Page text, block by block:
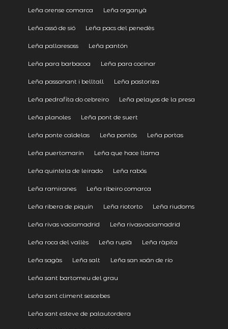
Leña orense comarca Leña organyà
Leña ossó de sió Leña pacs del penedès
Leña pallaresoss Leña pantón
Leña para barbacoa Leña para cocinar
Leña passanant i belltall Leña pastoriza
Leña pedrafita do cebreiro Leña pelayos de la presa
Leña planoles Leña pont de suert
Leña ponte caldelas Leña pontós Leña portas
Leña puertomarín Leña que hace llama
Leña quintela de leirado Leña rabós
Leña ramiranes Leña ribeiro comarca
Leña ribera de piquín Leña riotorto Leña riudoms
Leña rivas vaciamadrid Leña rivasvaciamadrid
Leña roca del vallès Leña rupià Leña ràpita
Leña sagàs Leña salt Leña san xoán de río
Leña sant bartomeu del grau
Leña sant climent sescebes
Leña sant esteve de palautordera